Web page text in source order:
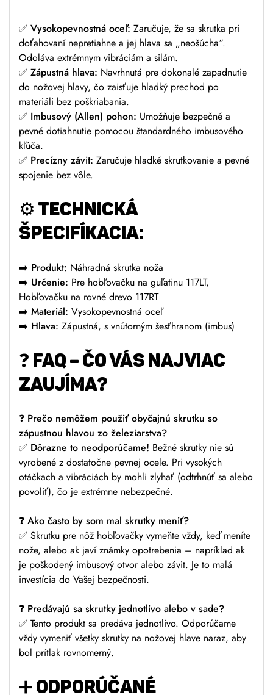
✅ Vysokopevnostná oceľ: Zaručuje, že sa skrutka pri
doťahovaní nepretiahne a jej hlava sa „neošúcha“.
Odoláva extrémnym vibráciám a silám.
✅ Zápustná hlava: Navrhnutá pre dokonalé zapadnutie
do nožovej hlavy, čo zaisťuje hladký prechod po
materiáli bez poškriabania.
✅ Imbusový (Allen) pohon: Umožňuje bezpečné a
pevné dotiahnutie pomocou štandardného imbusového
kľúča.
✅ Precízny závit: Zaručuje hladké skrutkovanie a pevné
spojenie bez vôle.
⚙️ TECHNICKÁ
ŠPECIFÍKACIA:
➡️ Produkt: Náhradná skrutka noža
➡️ Určenie: Pre hobľovačku na guľatinu 117LT,
Hobľovačku na rovné drevo 117RT
➡️ Materiál: Vysokopevnostná oceľ
➡️ Hlava: Zápustná, s vnútorným šesťhranom (imbus)
❓ FAQ – ČO VÁS NAJVIAC
ZAUJÍMA?
❓ Prečo nemôžem použiť obyčajnú skrutku so
zápustnou hlavou zo železiarstva?
✅ Dôrazne to neodporúčame! Bežné skrutky nie sú
vyrobené z dostatočne pevnej ocele. Pri vysokých
otáčkach a vibráciách by mohli zlyhať (odtrhnúť sa alebo
povoliť), čo je extrémne nebezpečné.
❓ Ako často by som mal skrutky meniť?
✅ Skrutku pre nôž hobľovačky vymeňte vždy, keď meníte
nože, alebo ak javí známky opotrebenia – napríklad ak
je poškodený imbusový otvor alebo závit. Je to malá
investícia do Vašej bezpečnosti.
❓ Predávajú sa skrutky jednotlivo alebo v sade?
✅ Tento produkt sa predáva jednotlivo. Odporúčame
vždy vymeniť všetky skrutky na nožovej hlave naraz, aby
bol prítlak rovnomerný.
➕ODPORÚČANÉ